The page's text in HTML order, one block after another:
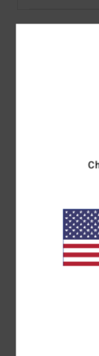
Jongens 8-16
die superzacht
Arch